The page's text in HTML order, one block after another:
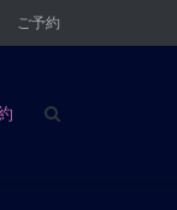
ご予約